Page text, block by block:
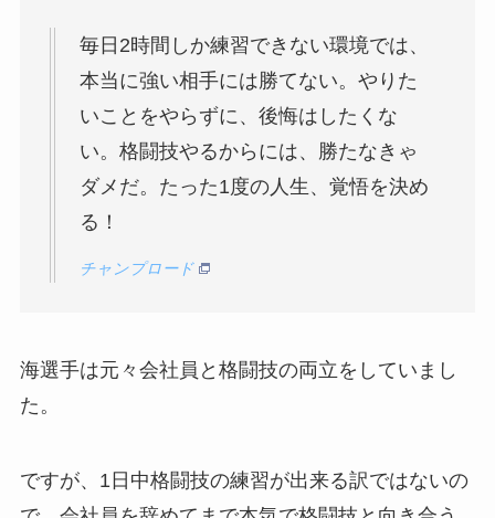
毎日2時間しか練習できない環境では、
本当に強い相手には勝てない。やりた
いことをやらずに、後悔はしたくな
い。格闘技やるからには、勝たなきゃ
ダメだ。たった1度の人生、覚悟を決め
る！
チャンプロード
海選手は元々会社員と格闘技の両立をしていまし
た。
ですが、1日中格闘技の練習が出来る訳ではないの